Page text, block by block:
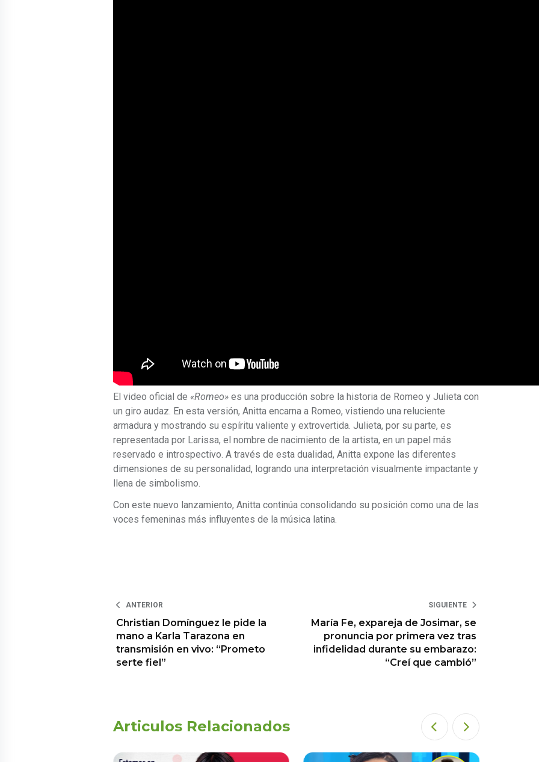
El video oficial de «Romeo» es una producción sobre la historia de Romeo y Julieta con
un giro audaz. En esta versión, Anitta encarna a Romeo, vistiendo una reluciente
armadura y mostrando su espíritu valiente y extrovertida. Julieta, por su parte, es
representada por Larissa, el nombre de nacimiento de la artista, en un papel más
reservado e introspectivo. A través de esta dualidad, Anitta expone las diferentes
dimensiones de su personalidad, logrando una interpretación visualmente impactante y
llena de simbolismo.
Con este nuevo lanzamiento, Anitta continúa consolidando su posición como una de las
voces femeninas más influyentes de la música latina.
ANTERIOR
Christian Domínguez le pide la
mano a Karla Tarazona en
transmisión en vivo: “Prometo
serte fiel”
SIGUIENTE
María Fe, expareja de Josimar, se
pronuncia por primera vez tras
infidelidad durante su embarazo:
“Creí que cambió”
Articulos Relacionados